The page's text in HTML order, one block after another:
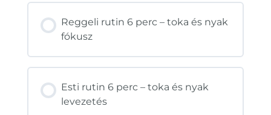
Reggeli rutin 6 perc – toka és nyak
fókusz
Esti rutin 6 perc – toka és nyak
levezetés